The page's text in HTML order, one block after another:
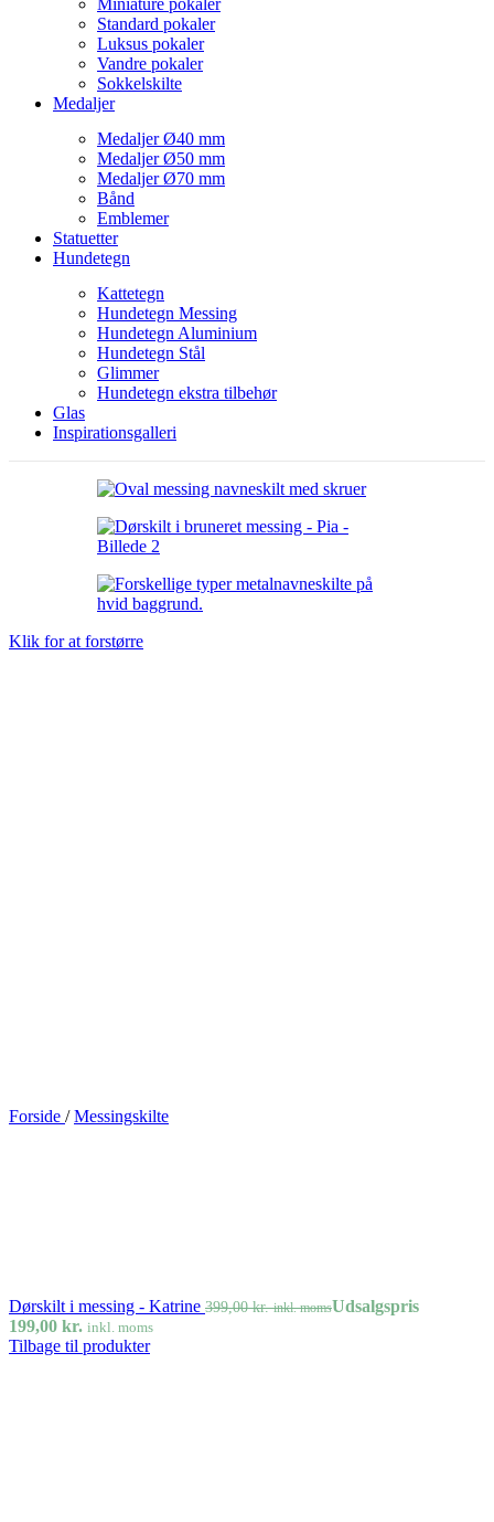
Miniature pokaler
Standard pokaler
Luksus pokaler
Vandre pokaler
Sokkelskilte
Medaljer
Medaljer Ø40 mm
Medaljer Ø50 mm
Medaljer Ø70 mm
Bånd
Emblemer
Statuetter
Hundetegn
Kattetegn
Hundetegn Messing
Hundetegn Aluminium
Hundetegn Stål
Glimmer
Hundetegn ekstra tilbehør
Glas
Inspirationsgalleri
Klik for at forstørre
Forside / Messingskilte
Dørskilt i messing - Katrine 399,00kr. inkl. momsUdsalgspris
199,00 kr. inkl. moms
Tilbage til produkter